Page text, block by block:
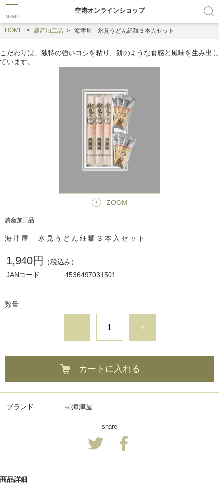
空港オンラインショップ
HOME 農産加工品 海津屋 氷見うどん細麺３本入セット
こだわりは、独特の強いコシを粘り、餅のような食感と風味を生み出し
ています。
ZOOM
農産加工品
海津屋 氷見うどん細麺３本入セット
1,940円
（税込み）
JANコード
4536497031501
数量
- +
カートに入れる
ブランド ㈱海津屋
share
商品詳細